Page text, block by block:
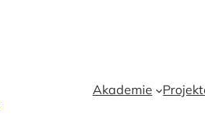
Akademie